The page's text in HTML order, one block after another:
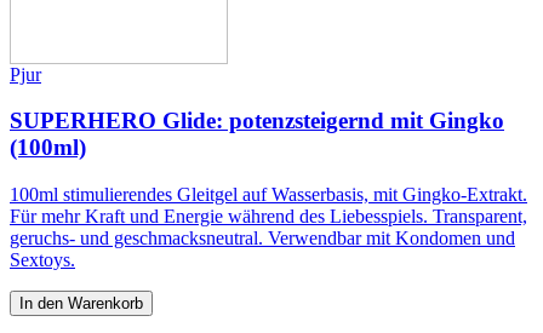
Pjur
SUPERHERO Glide: potenzsteigernd mit Gingko
(100ml)
100ml stimulierendes Gleitgel auf Wasserbasis, mit Gingko-Extrakt.
Für mehr Kraft und Energie während des Liebesspiels. Transparent,
geruchs- und geschmacksneutral. Verwendbar mit Kondomen und
Sextoys.
In den Warenkorb